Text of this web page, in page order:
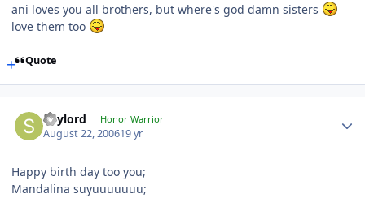
ani loves you all brothers, but where's god damn sisters
love them too
Quote
Spylord Honor Warrior
August 22, 200619 yr
Happy birth day too you;
Mandalina suyuuuuuuu;